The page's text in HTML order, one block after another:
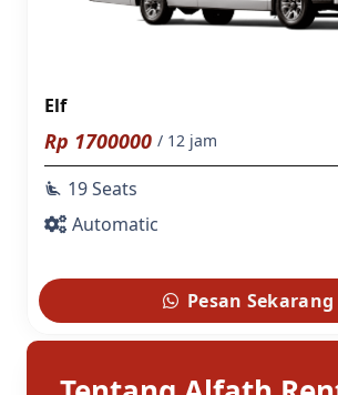
Elf
Rp 1700000 / 12 jam
airline_seat_recline_extra 19 Seats
Automatic
Pesan Sekarang